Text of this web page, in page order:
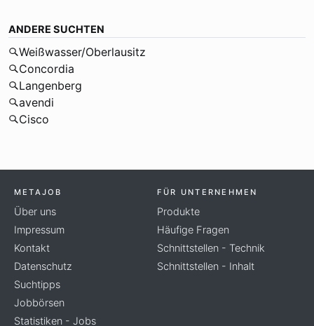
ANDERE SUCHTEN
Weißwasser/Oberlausitz
Concordia
Langenberg
avendi
Cisco
METAJOB
Über uns
Impressum
Kontakt
Datenschutz
Suchtipps
Jobbörsen
Statistiken - Jobs
FÜR UNTERNEHMEN
Produkte
Häufige Fragen
Schnittstellen - Technik
Schnittstellen - Inhalt